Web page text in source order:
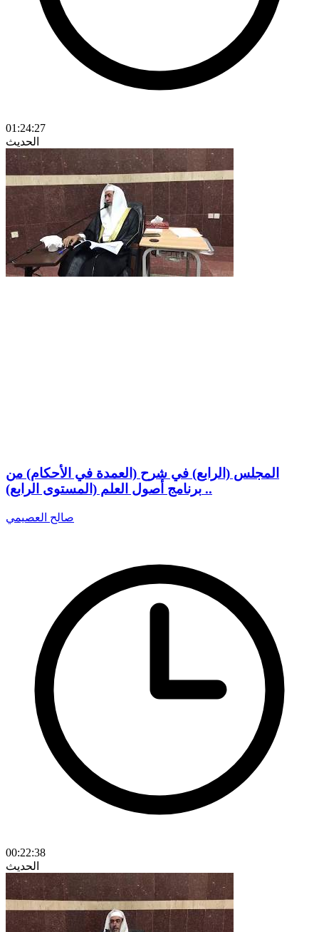
01:24:27
الحديث
المجلس (الرابع) في شرح (العمدة في الأحكام) من
برنامج أصول العلم (المستوى الرابع) ..
صالح العصيمي
00:22:38
الحديث